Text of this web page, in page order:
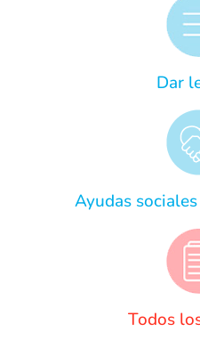
Dar
Ayudas
Todos